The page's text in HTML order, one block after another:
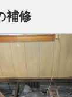
補修